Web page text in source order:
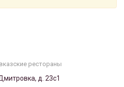
рестораны
д. 23с1